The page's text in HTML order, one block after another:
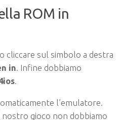
ROM in
cliccare sul simbolo a destra
in. Infine dobbiamo
.
l’emulatore.
gioco non dobbiamo